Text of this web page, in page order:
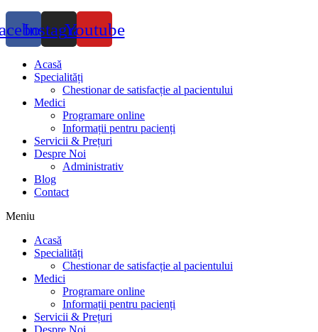
InstagramYoutube
Acasă
Specialități
Chestionar de satisfacție al pacientului
Medici
Programare online
Informații pentru pacienți
Servicii & Prețuri
Despre Noi
Administrativ
Blog
Contact
Meniu
Acasă
Specialități
Chestionar de satisfacție al pacientului
Medici
Programare online
Informații pentru pacienți
Servicii & Prețuri
Despre Noi